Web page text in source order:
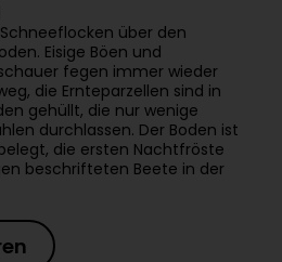
über den
Eisige Böen und
fegen immer wieder
die Ernteparzellen sind in
gehüllt, die nur wenige
durchlassen. Der Boden ist
die ersten Nachtfröste
beschrifteten Beete in der